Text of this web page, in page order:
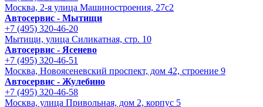
Москва, 2-я улица Машиностроения, 27с2
Автосервис - Мытищи
+7 (495) 320-46-20
Мытищи, улица Силикатная, стр. 10
Автосервис - Ясенево
+7 (495) 320-46-51
Москва, Новоясеневский проспект, дом 42, строение 9
Автосервис - Жулебино
+7 (495) 320-46-58
Москва, улица Привольная, дом 2, корпус 5